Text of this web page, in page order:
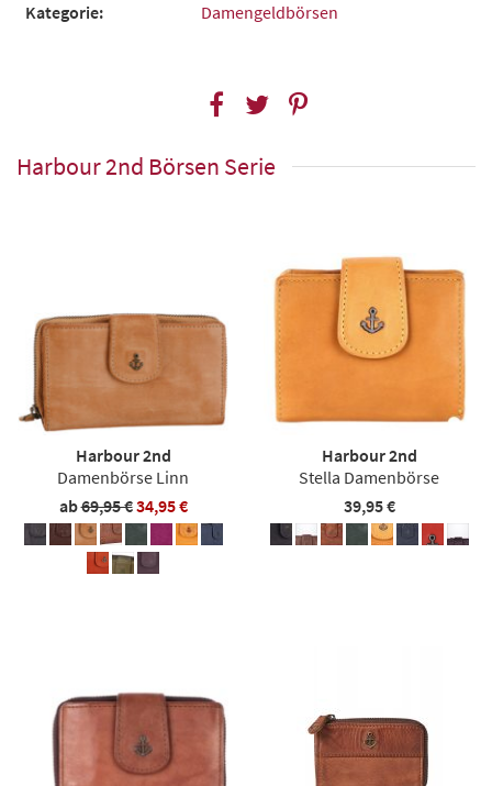
Kategorie: Damengeldbörsen
Harbour 2nd Börsen Serie
Harbour 2nd
Damenbörse Linn
ab69,95 €34,95 €
Harbour 2nd
Stella Damenbörse
39,95 €